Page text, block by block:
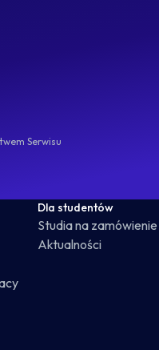
Serwisu
Dla studentów
Studia na zamówienie
Aktualności